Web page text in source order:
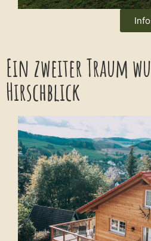
Ein zweiter Traum
Hirschblick